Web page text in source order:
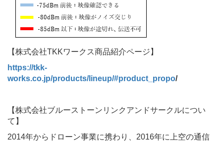
【株式会社TKKワークス商品紹介ページ】
https://tkk-
works.co.jp/products/lineup/#product_propo/
【株式会社ブルーストーンリンクアンドサークルについ
て】
2014年からドローン事業に携わり、2016年に上空の通信